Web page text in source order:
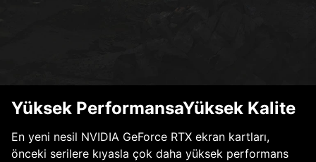
Yüksek PerformansaYüksek Kalite
En yeni nesil NVIDIA GeForce RTX ekran kartları,
önceki serilere kıyasla çok daha yüksek performans